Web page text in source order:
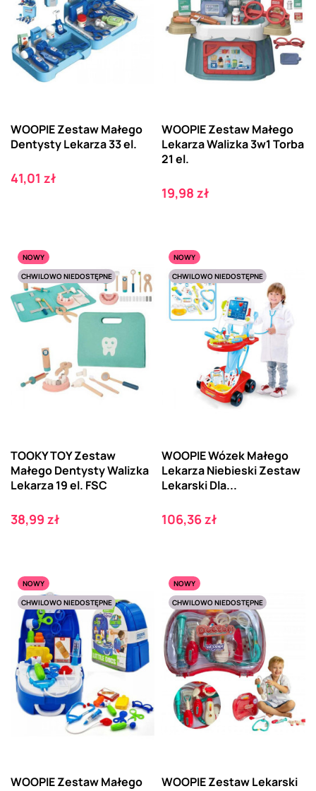
WOOPIE Zestaw Małego
Dentysty Lekarza 33 el.
Cena
41,01 zł
WOOPIE Zestaw Małego
Lekarza Walizka 3w1 Torba
21 el.
Cena
19,98 zł
NOWY
CHWILOWO NIEDOSTĘPNE
TOOKY TOY Zestaw
Małego Dentysty Walizka
Lekarza 19 el. FSC
Cena
38,99 zł
NOWY
CHWILOWO NIEDOSTĘPNE
WOOPIE Wózek Małego
Lekarza Niebieski Zestaw
Lekarski Dla...
Cena
106,36 zł
NOWY
CHWILOWO NIEDOSTĘPNE
WOOPIE Zestaw Małego
NOWY
CHWILOWO NIEDOSTĘPNE
WOOPIE Zestaw Lekarski